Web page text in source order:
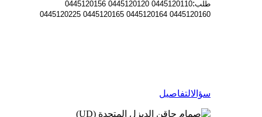
طلب:
0445120110 0445120120 0445120156
0445120160 0445120164 0445120165 0445120225
سؤالالتفاصيل